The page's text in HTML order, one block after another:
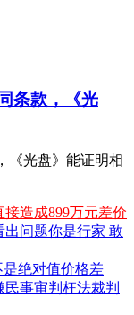
条款，《光
《光盘》能证明相
造成899万元差价
问题你是行家 敢
是绝对值价格差
事审判枉法裁判